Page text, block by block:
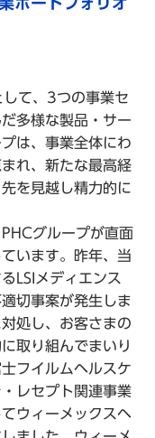
て、3つの事業セ
多様な製品・サー
は、事業全体にわ
れ、新たな最高経
を見越し精力的に
グループが直面
います。昨年、当
LSIメディエンス
切事案が発生しま
処し、お客さまの
取り組んでまいり
フイルムヘルスケ
レセプト関連事業
ウィーメックスヘ